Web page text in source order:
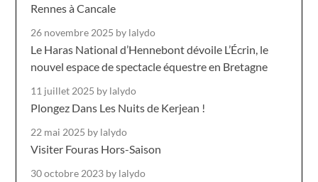
Rennes à Cancale
26 novembre 2025 by lalydo
Le Haras National d’Hennebont dévoile L’Écrin, le
nouvel espace de spectacle équestre en Bretagne
11 juillet 2025 by lalydo
Plongez Dans Les Nuits de Kerjean !
22 mai 2025 by lalydo
Visiter Fouras Hors-Saison
30 octobre 2023 by lalydo